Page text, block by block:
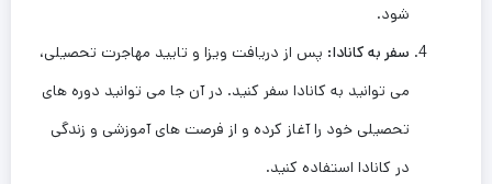
‌شود.
سفر به کانادا: پس از دریافت ویزا و تایید مهاجرت تحصیلی،
می ‌توانید به کانادا سفر کنید. در آن جا می ‌توانید دوره ‌های
تحصیلی خود را آغاز کرده و از فرصت ‌های آموزشی و زندگی
در کانادا استفاده کنید.